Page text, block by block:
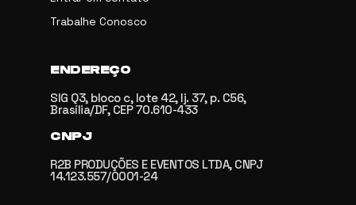
Trabalhe Conosco
ENDEREÇO
SIG Q3, bloco c, lote 42, lj. 37, p. C56,
Brasília/DF, CEP 70.610-433
CNPJ
R2B PRODUÇÕES E EVENTOS LTDA, CNPJ
14.123.557/0001-24